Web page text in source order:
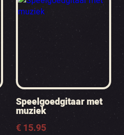
Speelgoedgitaar met
muziek
€15.95